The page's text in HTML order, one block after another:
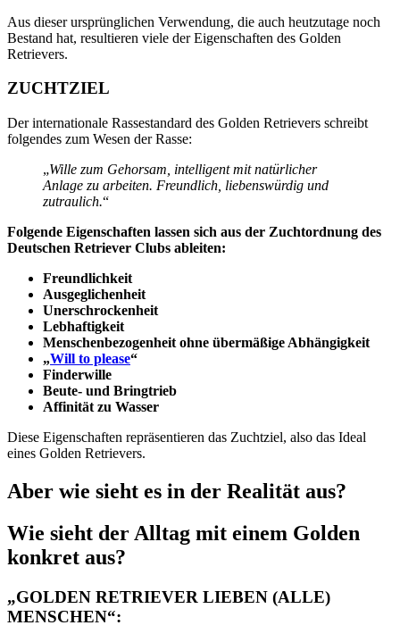
Aus dieser ursprünglichen Verwendung, die auch heutzutage noch
Bestand hat, resultieren viele der Eigenschaften des Golden
Retrievers.
ZUCHTZIEL
Der internationale Rassestandard des Golden Retrievers schreibt
folgendes zum Wesen der Rasse:
„Wille zum Gehorsam, intelligent mit natürlicher
Anlage zu arbeiten. Freundlich, liebenswürdig und
zutraulich.“
Folgende Eigenschaften lassen sich aus der Zuchtordnung des
Deutschen Retriever Clubs ableiten:
Freundlichkeit
Ausgeglichenheit
Unerschrockenheit
Lebhaftigkeit
Menschenbezogenheit ohne übermäßige Abhängigkeit
„Will to please“
Finderwille
Beute- und Bringtrieb
Affinität zu Wasser
Diese Eigenschaften repräsentieren das Zuchtziel, also das Ideal
eines Golden Retrievers.
Aber wie sieht es in der Realität aus?
Wie sieht der Alltag mit einem Golden
konkret aus?
„GOLDEN RETRIEVER LIEBEN (ALLE)
MENSCHEN“: